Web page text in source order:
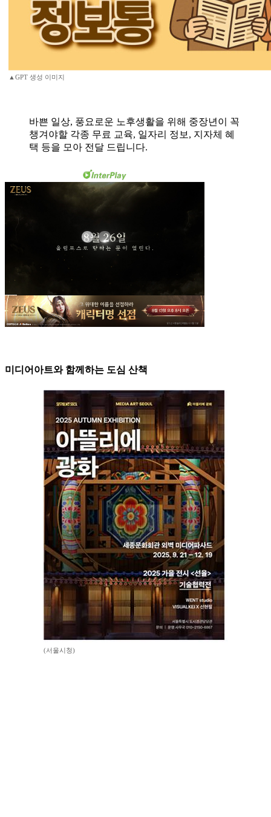
▲GPT 생성 이미지
바쁜 일상, 풍요로운 노후생활을 위해 중장년이 꼭
챙겨야할 각종 무료 교육, 일자리 정보, 지자체 혜
택 등을 모아 전달 드립니다.
미디어아트와 함께하는 도심 산책
(서울시청)